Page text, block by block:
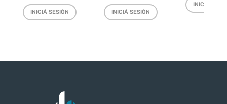
INICIÁ SESIÓN INICIÁ SESIÓN
INICIÁ